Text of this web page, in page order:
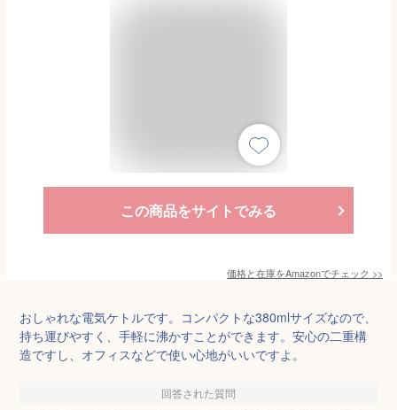
この商品をサイトでみる
価格と在庫をAmazonでチェック >>
おしゃれな電気ケトルです。コンパクトな380mlサイズなので、
持ち運びやすく、手軽に沸かすことができます。安心の二重構
造ですし、オフィスなどで使い心地がいいですよ。
回答された質問